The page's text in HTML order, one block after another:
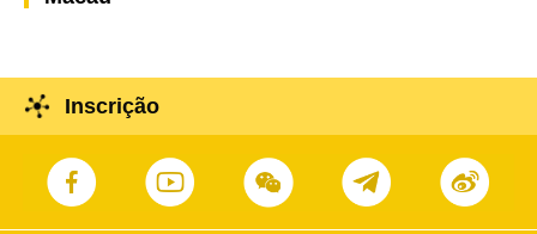
Inscrição